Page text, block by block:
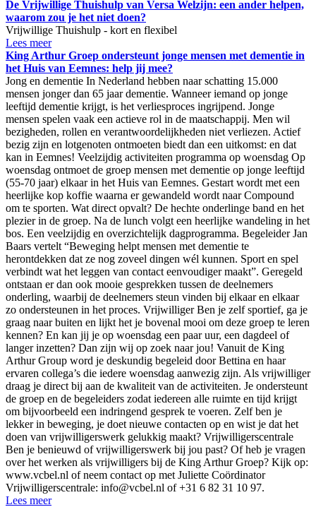
De Vrijwillige Thuishulp van Versa Welzijn: een ander helpen,
waarom zou je het niet doen?
Vrijwillige Thuishulp - kort en flexibel
Lees meer
King Arthur Groep ondersteunt jonge mensen met dementie in
het Huis van Eemnes: help jij mee?
Jong en dementie In Nederland hebben naar schatting 15.000
mensen jonger dan 65 jaar dementie. Wanneer iemand op jonge
leeftijd dementie krijgt, is het verliesproces ingrijpend. Jonge
mensen spelen vaak een actieve rol in de maatschappij. Men wil
bezigheden, rollen en verantwoordelijkheden niet verliezen. Actief
bezig zijn en lotgenoten ontmoeten biedt dan een uitkomst: en dat
kan in Eemnes! Veelzijdig activiteiten programma op woensdag Op
woensdag ontmoet de groep mensen met dementie op jonge leeftijd
(55-70 jaar) elkaar in het Huis van Eemnes. Gestart wordt met een
heerlijke kop koffie waarna er gewandeld wordt naar Compound
om te sporten. Wat direct opvalt? De hechte onderlinge band en het
plezier in de groep. Na de lunch volgt een heerlijke wandeling in het
bos. Een veelzijdig en overzichtelijk dagprogramma. Begeleider Jan
Baars vertelt “Beweging helpt mensen met dementie te
herontdekken dat ze nog zoveel dingen wél kunnen. Sport en spel
verbindt wat het leggen van contact eenvoudiger maakt”. Geregeld
ontstaan er dan ook mooie gesprekken tussen de deelnemers
onderling, waarbij de deelnemers steun vinden bij elkaar en elkaar
zo ondersteunen in het proces. Vrijwilliger Ben je zelf sportief, ga je
graag naar buiten en lijkt het je bovenal mooi om deze groep te leren
kennen? En kan jij je op woensdag een paar uur, een dagdeel of
langer inzetten? Dan zijn wij op zoek naar jou! Vanuit de King
Arthur Group word je deskundig begeleid door Bettina en haar
ervaren collega’s die iedere woensdag aanwezig zijn. Als vrijwilliger
draag je direct bij aan de kwaliteit van de activiteiten. Je ondersteunt
de groep en de begeleiders zodat iedereen alle ruimte en tijd krijgt
om bijvoorbeeld een indringend gesprek te voeren. Zelf ben je
lekker in beweging, je doet nieuwe contacten op en wist je dat het
doen van vrijwilligerswerk gelukkig maakt? Vrijwilligerscentrale
Ben je benieuwd of vrijwilligerswerk bij jou past? Of heb je vragen
over het werken als vrijwilligers bij de King Arthur Groep? Kijk op:
www.vcbel.nl of neem contact op met Juliette Coördinator
Vrijwilligerscentrale: info@vcbel.nl of +31 6 82 31 10 97.
Lees meer